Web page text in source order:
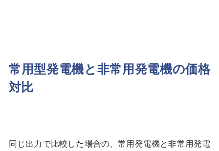
常用型発電機と非常用発電機の価格
対比
同じ出力で比較した場合の、常用発電機と非常用発電